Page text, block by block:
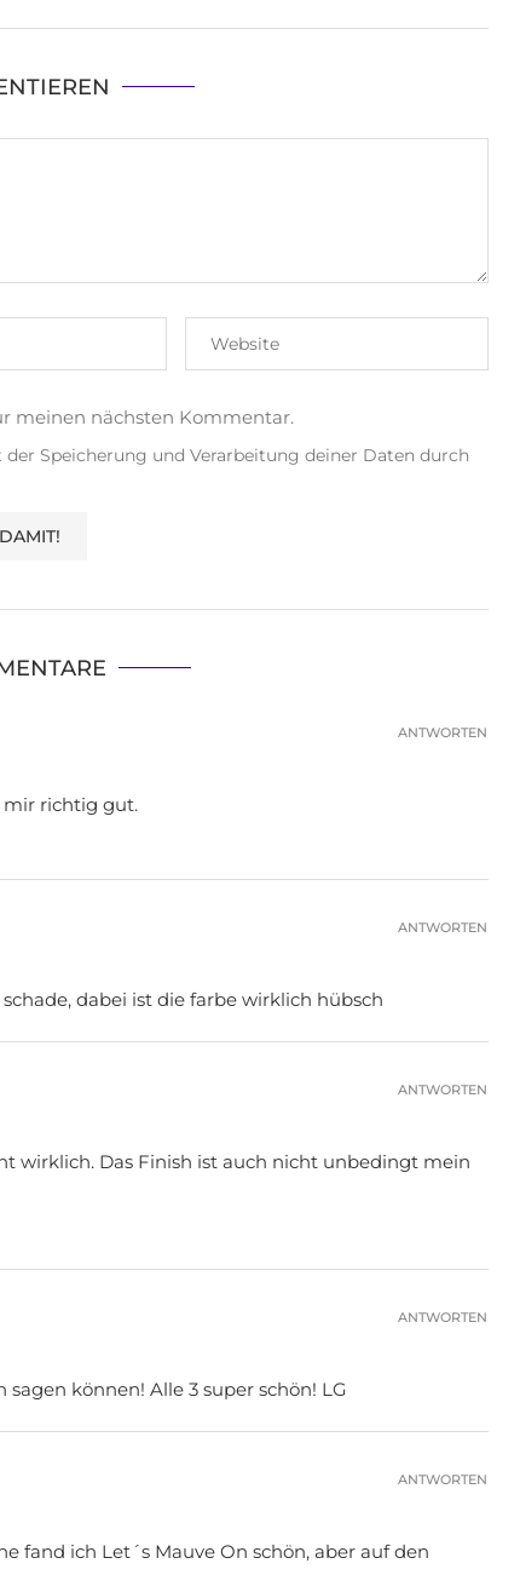
meinen nächsten Kommentar.
Speicherung und Verarbeitung deiner Daten durch
mir richtig gut.
ANTWORTEN
dabei ist die farbe wirklich hübsch
ANTWORTEN
wirklich. Das Finish ist auch nicht unbedingt mein
ANTWORTEN
können! Alle 3 super schön! LG
ANTWORTEN
fand ich Let´s Mauve On schön, aber auf den
ANTWORTEN